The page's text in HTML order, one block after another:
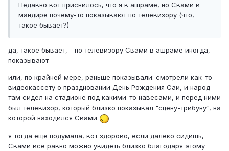
Недавно вот приснилось, что я в ашраме, но Свами в
мандире почему-то показывают по телевизору (что,
такое бывает?)
да, такое бывает, - по телевизору Свами в ашраме иногда,
показывают
или, по крайней мере, раньше показывали: смотрели как-то
видеокассету о праздновании День Рождения Саи, и народ
там сидел на стадионе под какими-то навесами, и перед ними
был телевизор, который близко показывал "сцену-трибуну", на
которой находился Свами
я тогда ещё подумала, вот здорово, если далеко сидишь,
Свами всё равно можно увидеть близко благодаря этому